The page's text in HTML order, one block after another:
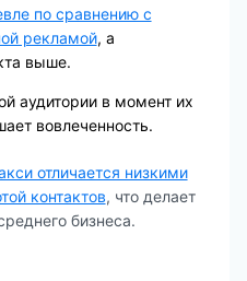
по сравнению с
рекламой, а
выше.
аудитории в момент их
вовлеченность.
отличается низкими
контактов, что делает
бизнеса.